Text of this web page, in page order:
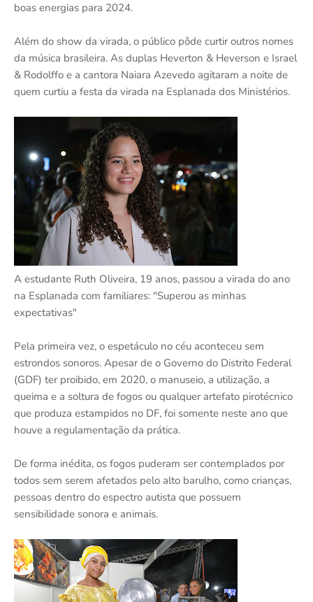
boas energias para 2024.
Além do show da virada, o público pôde curtir outros nomes
da música brasileira. As duplas Heverton & Heverson e Israel
& Rodolffo e a cantora Naiara Azevedo agitaram a noite de
quem curtiu a festa da virada na Esplanada dos Ministérios.
A estudante Ruth Oliveira, 19 anos, passou a virada do ano
na Esplanada com familiares: "Superou as minhas
expectativas"
Pela primeira vez, o espetáculo no céu aconteceu sem
estrondos sonoros. Apesar de o Governo do Distrito Federal
(GDF) ter proibido, em 2020, o manuseio, a utilização, a
queima e a soltura de fogos ou qualquer artefato pirotécnico
que produza estampidos no DF, foi somente neste ano que
houve a regulamentação da prática.
De forma inédita, os fogos puderam ser contemplados por
todos sem serem afetados pelo alto barulho, como crianças,
pessoas dentro do espectro autista que possuem
sensibilidade sonora e animais.